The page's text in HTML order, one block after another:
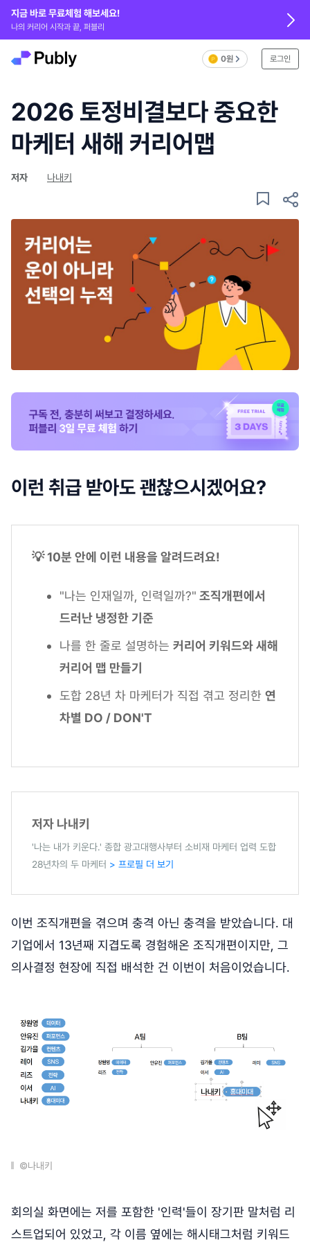
지금 바로 무료체험 해보세요!
나의 커리어 시작과 끝, 퍼블리
0원 로그인
2026 토정비결보다 중요한
마케터 새해 커리어맵
저자 나내키
이런 취급 받아도 괜찮으시겠어요?
💡 10분 안에 이런 내용을 알려드려요!
"나는 인재일까, 인력일까?" 조직개편에서
드러난 냉정한 기준
나를 한 줄로 설명하는 커리어 키워드와 새해
커리어 맵 만들기
도합 28년 차 마케터가 직접 겪고 정리한 연
차별 DO / DON'T
저자 나내키
'나는 내가 키운다.' 종합 광고대행사부터 소비재 마케터 업력 도합
28년차의 두 마케터 > 프로필 더 보기
이번 조직개편을 겪으며 충격 아닌 충격을 받았습니다. 대
기업에서 13년째 지겹도록 경험해온 조직개편이지만, 그
의사결정 현장에 직접 배석한 건 이번이 처음이었습니다.
©나내키
회의실 화면에는 저를 포함한 '인력'들이 장기판 말처럼 리
스트업되어 있었고, 각 이름 옆에는 해시태그처럼 키워드